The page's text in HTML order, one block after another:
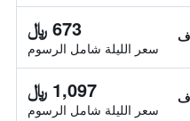
673 ﷼
سعر الليلة شامل الرسوم
1,097 ﷼
سعر الليلة شامل الرسوم